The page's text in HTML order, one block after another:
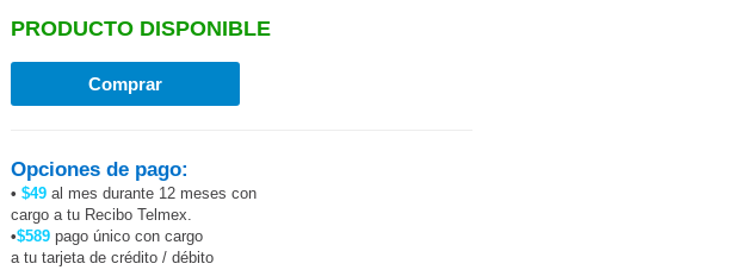
PRODUCTO DISPONIBLE
Opciones de pago:
• $49 al mes durante 12 meses con
cargo a tu Recibo Telmex.
•$589 pago único con cargo
a tu tarjeta de crédito / débito